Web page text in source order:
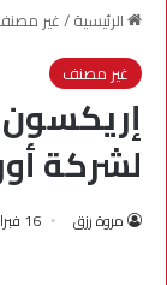
الرئيسية/غير
غير مصنف
لشركة
مروة رزق 16 فبراير، 2020